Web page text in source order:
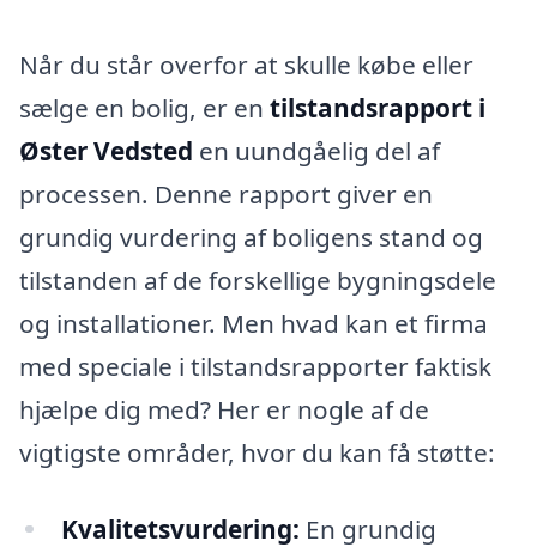
Når du står overfor at skulle købe eller
sælge en bolig, er en tilstandsrapport i
Øster Vedsted en uundgåelig del af
processen. Denne rapport giver en
grundig vurdering af boligens stand og
tilstanden af de forskellige bygningsdele
og installationer. Men hvad kan et firma
med speciale i tilstandsrapporter faktisk
hjælpe dig med? Her er nogle af de
vigtigste områder, hvor du kan få støtte:
Kvalitetsvurdering: En grundig